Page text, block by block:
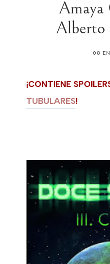
Amaya
Alberto
08
¡CONTIENE
TUBULARES!